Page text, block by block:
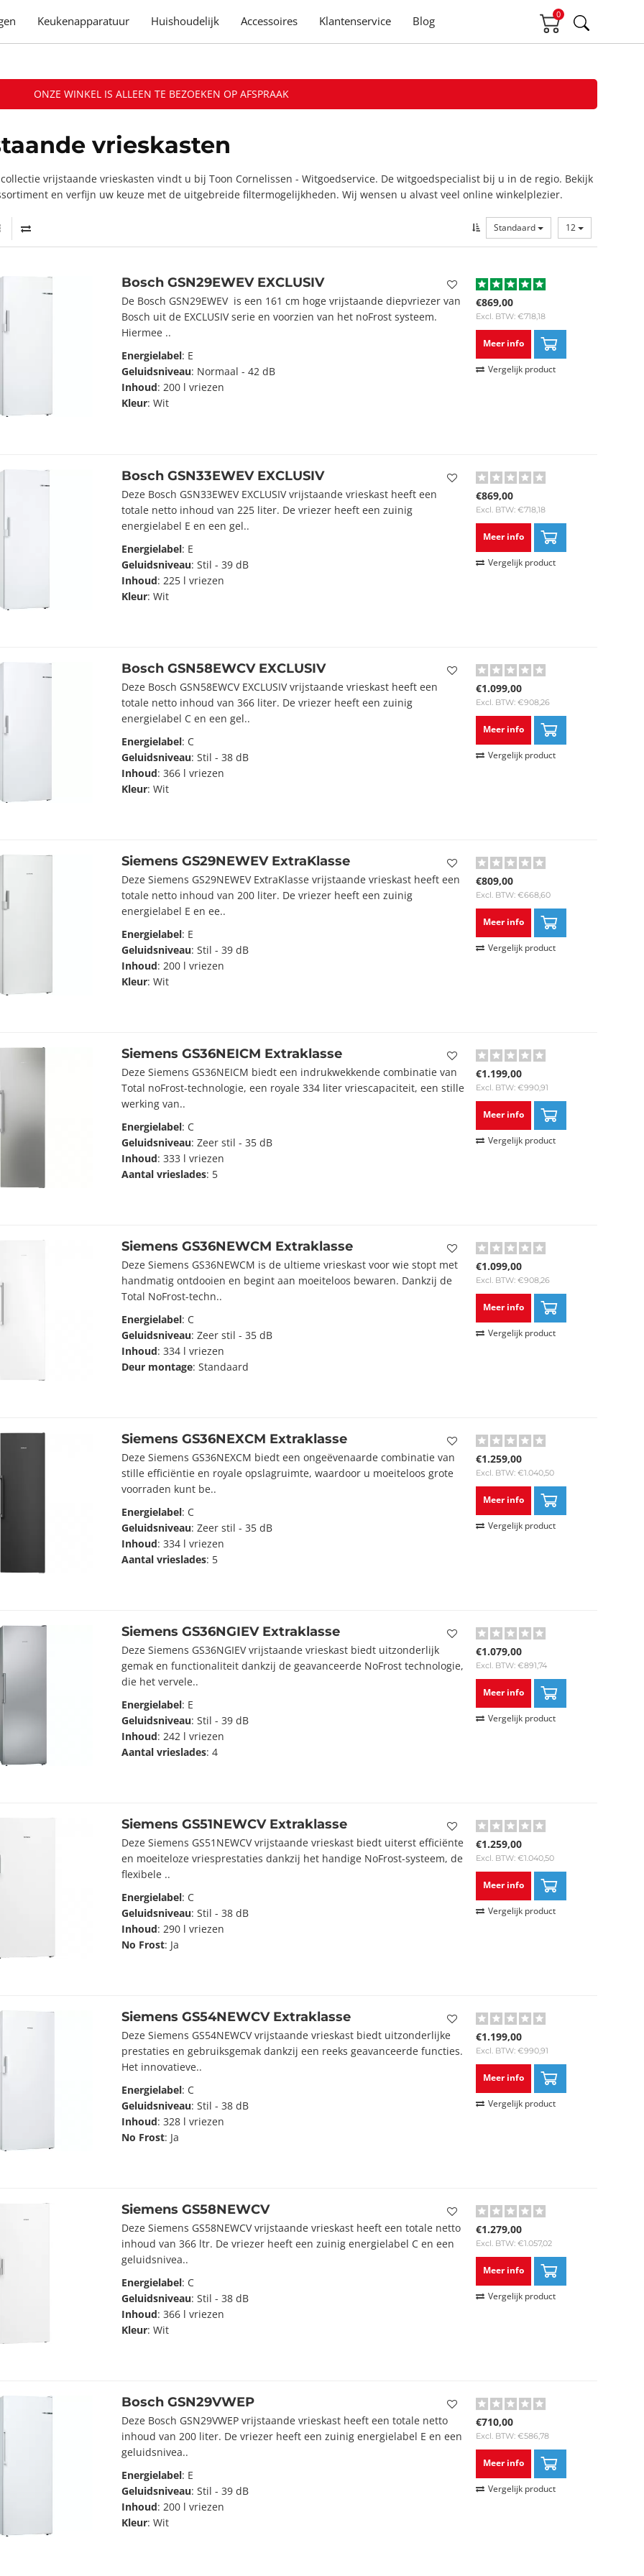
0
Keukenapparatuur Huishoudelijk Accessoires Klantenservice Blog
ONZE WINKEL IS ALLEEN TE BEZOEKEN OP AFSPRAAK
vrieskasten
vrijstaande vrieskasten vindt u bij Toon Cornelissen - Witgoedservice. De witgoedspecialist bij u in de regio. Bekijk
en verfijn uw keuze met de uitgebreide filtermogelijkheden. Wij wensen u alvast veel online winkelplezier.
Standaard 12
Bosch GSN29EWEV EXCLUSIV
De Bosch GSN29EWEV is een 161 cm hoge vrijstaande diepvriezer van
Bosch uit de EXCLUSIV serie en voorzien van het noFrost systeem.
Hiermee ..
Energielabel: E
Geluidsniveau: Normaal - 42 dB
Inhoud: 200 l vriezen
Kleur: Wit
€869,00
Excl. BTW: €718,18
Meer info
Vergelijk product
Bosch GSN33EWEV EXCLUSIV
Deze Bosch GSN33EWEV EXCLUSIV vrijstaande vrieskast heeft een
totale netto inhoud van 225 liter. De vriezer heeft een zuinig
energielabel E en een gel..
Energielabel: E
Geluidsniveau: Stil - 39 dB
Inhoud: 225 l vriezen
Kleur: Wit
€869,00
Excl. BTW: €718,18
Meer info
Vergelijk product
Bosch GSN58EWCV EXCLUSIV
Deze Bosch GSN58EWCV EXCLUSIV vrijstaande vrieskast heeft een
totale netto inhoud van 366 liter. De vriezer heeft een zuinig
energielabel C en een gel..
Energielabel: C
Geluidsniveau: Stil - 38 dB
Inhoud: 366 l vriezen
Kleur: Wit
€1.099,00
Excl. BTW: €908,26
Meer info
Vergelijk product
Siemens GS29NEWEV ExtraKlasse
Deze Siemens GS29NEWEV ExtraKlasse vrijstaande vrieskast heeft een
totale netto inhoud van 200 liter. De vriezer heeft een zuinig
energielabel E en ee..
Energielabel: E
Geluidsniveau: Stil - 39 dB
Inhoud: 200 l vriezen
Kleur: Wit
€809,00
Excl. BTW: €668,60
Meer info
Vergelijk product
Siemens GS36NEICM Extraklasse
Deze Siemens GS36NEICM biedt een indrukwekkende combinatie van
Total noFrost-technologie, een royale 334 liter vriescapaciteit, een stille
werking van..
Energielabel: C
Geluidsniveau: Zeer stil - 35 dB
Inhoud: 333 l vriezen
Aantal vrieslades: 5
€1.199,00
Excl. BTW: €990,91
Meer info
Vergelijk product
Siemens GS36NEWCM Extraklasse
Deze Siemens GS36NEWCM is de ultieme vrieskast voor wie stopt met
handmatig ontdooien en begint aan moeiteloos bewaren. Dankzij de
Total NoFrost-techn..
Energielabel: C
Geluidsniveau: Zeer stil - 35 dB
Inhoud: 334 l vriezen
Deur montage: Standaard
€1.099,00
Excl. BTW: €908,26
Meer info
Vergelijk product
Siemens GS36NEXCM Extraklasse
Deze Siemens GS36NEXCM biedt een ongeëvenaarde combinatie van
stille efficiëntie en royale opslagruimte, waardoor u moeiteloos grote
voorraden kunt be..
Energielabel: C
Geluidsniveau: Zeer stil - 35 dB
Inhoud: 334 l vriezen
Aantal vrieslades: 5
€1.259,00
Excl. BTW: €1.040,50
Meer info
Vergelijk product
Siemens GS36NGIEV Extraklasse
Deze Siemens GS36NGIEV vrijstaande vrieskast biedt uitzonderlijk
gemak en functionaliteit dankzij de geavanceerde NoFrost technologie,
die het vervele..
Energielabel: E
Geluidsniveau: Stil - 39 dB
Inhoud: 242 l vriezen
Aantal vrieslades: 4
€1.079,00
Excl. BTW: €891,74
Meer info
Vergelijk product
Siemens GS51NEWCV Extraklasse
Deze Siemens GS51NEWCV vrijstaande vrieskast biedt uiterst efficiënte
en moeiteloze vriesprestaties dankzij het handige NoFrost-systeem, de
flexibele ..
Energielabel: C
Geluidsniveau: Stil - 38 dB
Inhoud: 290 l vriezen
No Frost: Ja
€1.259,00
Excl. BTW: €1.040,50
Meer info
Vergelijk product
Siemens GS54NEWCV Extraklasse
Deze Siemens GS54NEWCV vrijstaande vrieskast biedt uitzonderlijke
prestaties en gebruiksgemak dankzij een reeks geavanceerde functies.
Het innovatieve..
Energielabel: C
Geluidsniveau: Stil - 38 dB
Inhoud: 328 l vriezen
No Frost: Ja
€1.199,00
Excl. BTW: €990,91
Meer info
Vergelijk product
Siemens GS58NEWCV
Deze Siemens GS58NEWCV vrijstaande vrieskast heeft een totale netto
inhoud van 366 ltr. De vriezer heeft een zuinig energielabel C en een
geluidsnivea..
Energielabel: C
Geluidsniveau: Stil - 38 dB
Inhoud: 366 l vriezen
Kleur: Wit
€1.279,00
Excl. BTW: €1.057,02
Meer info
Vergelijk product
Bosch GSN29VWEP
Deze Bosch GSN29VWEP vrijstaande vrieskast heeft een totale netto
inhoud van 200 liter. De vriezer heeft een zuinig energielabel E en een
geluidsnivea..
Energielabel: E
Geluidsniveau: Stil - 39 dB
Inhoud: 200 l vriezen
Kleur: Wit
€710,00
Excl. BTW: €586,78
Meer info
Vergelijk product